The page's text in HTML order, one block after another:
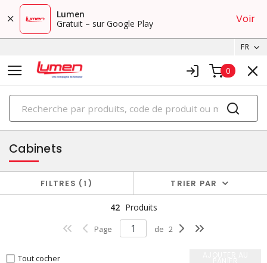
Lumen
Gratuit – sur Google Play
Voir
FR
0
PRODUITS
boîtiers et cabinets
Cabinets
FILTRES 1 TRIER PAR
42 Produits
Page de 2
Tout cocher